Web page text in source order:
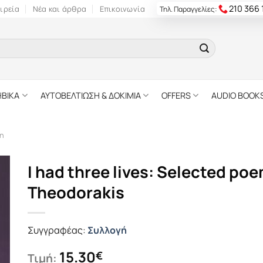
Νέα και άρθρα Επικοινωνία Τηλ. Παραγγελίες: 210 366
ΑΥΤΟΒΕΛΤΙΩΣΗ & ΔΟΚΙΜΙΑ OFFERS AUDIO
I had three lives: Selected
Theodorakis
Συγγραφέας: Συλλογή
Τιμή: 15.30€